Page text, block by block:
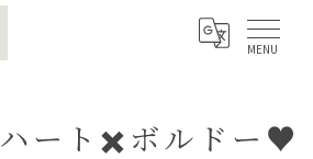
ート✖️ボルドー♥️